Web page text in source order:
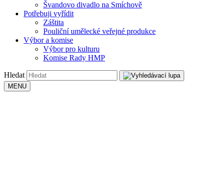
Švandovo divadlo na Smíchově
Potřebuji vyřídit
Záštita
Pouliční umělecké veřejné produkce
Výbor a komise
Výbor pro kulturu
Komise Rady HMP
Hledat
MENU